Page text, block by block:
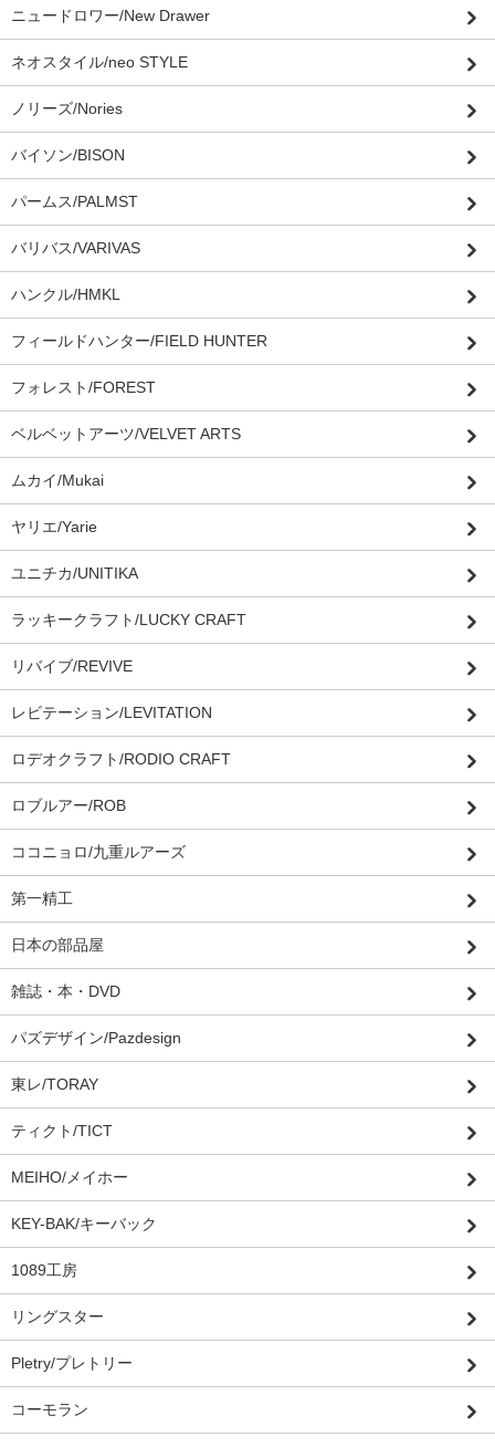
ニュードロワー/New Drawer
ネオスタイル/neo STYLE
ノリーズ/Nories
バイソン/BISON
パームス/PALMST
バリバス/VARIVAS
ハンクル/HMKL
フィールドハンター/FIELD HUNTER
フォレスト/FOREST
ベルベットアーツ/VELVET ARTS
ムカイ/Mukai
ヤリエ/Yarie
ユニチカ/UNITIKA
ラッキークラフト/LUCKY CRAFT
リバイブ/REVIVE
レビテーション/LEVITATION
ロデオクラフト/RODIO CRAFT
ロブルアー/ROB
ココニョロ/九重ルアーズ
第一精工
日本の部品屋
雑誌・本・DVD
パズデザイン/Pazdesign
東レ/TORAY
ティクト/TICT
MEIHO/メイホー
KEY-BAK/キーバック
1089工房
リングスター
Pletry/プレトリー
コーモラン